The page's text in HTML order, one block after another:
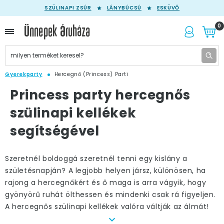
SZÜLINAPI ZSÚR LÁNYBÚCSÚ ESKÜVŐ
0
Gyerekparty Hercegnő (Princess) Parti
Princess party hercegnős
szülinapi kellékek
segítségével
Szeretnél boldoggá szeretnél tenni egy kislány a
születésnapján? A legjobb helyen jársz, különösen, ha
rajong a hercegnőkért és ő maga is arra vágyik, hogy
gyönyörű ruhát ölthessen és mindenki csak rá figyeljen.
A hercegnős szülinapi kellékek valóra váltják az álmát!